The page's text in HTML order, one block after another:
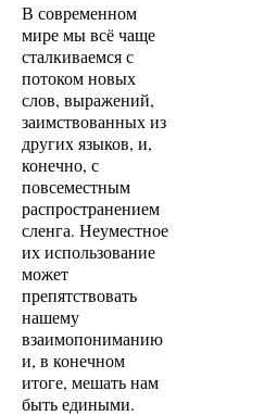
В современном
мире мы всё чаще
сталкиваемся с
потоком новых
слов, выражений,
заимствованных из
других языков, и,
конечно, с
повсеместным
распространением
сленга. Неуместное
их использование
может
препятствовать
нашему
взаимопониманию
и, в конечном
итоге, мешать нам
быть едиными.